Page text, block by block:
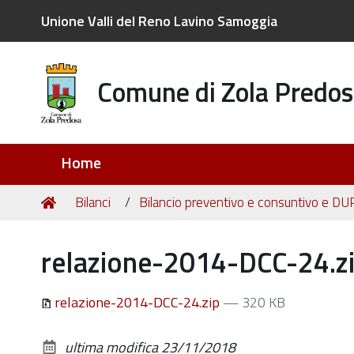
Unione Valli del Reno Lavino Samoggia
Comune di Zola
Home
Tu
Home
Bilanci Bilancio preventivo e consuntivo e
relazione-2014-DCC-
relazione-2014-DCC-24.zip — 320 KB
ultima modifica23/11/2018